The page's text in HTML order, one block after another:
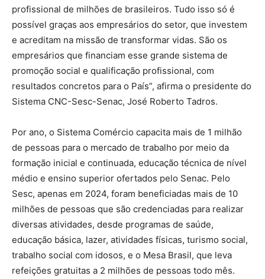
profissional de milhões de brasileiros. Tudo isso só é
possível graças aos empresários do setor, que investem
e acreditam na missão de transformar vidas. São os
empresários que financiam esse grande sistema de
promoção social e qualificação profissional, com
resultados concretos para o País”, afirma o presidente do
Sistema CNC-Sesc-Senac, José Roberto Tadros.
Por ano, o Sistema Comércio capacita mais de 1 milhão
de pessoas para o mercado de trabalho por meio da
formação inicial e continuada, educação técnica de nível
médio e ensino superior ofertados pelo Senac. Pelo
Sesc, apenas em 2024, foram beneficiadas mais de 10
milhões de pessoas que são credenciadas para realizar
diversas atividades, desde programas de saúde,
educação básica, lazer, atividades físicas, turismo social,
trabalho social com idosos, e o Mesa Brasil, que leva
refeições gratuitas a 2 milhões de pessoas todo mês.